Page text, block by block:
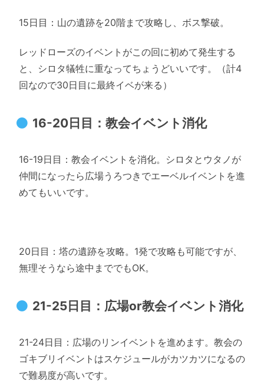
15日目：山の遺跡を20階まで攻略し、ボス撃破。
レッドローズのイベントがこの回に初めて発生する
と、シロタ犠牲に重なってちょうどいいです。（計4
回なので30日目に最終イベが来る）
16-20日目：教会イベント消化
16-19日目：教会イベントを消化。シロタとウタノが
仲間になったら広場うろつきでエーベルイベントを進
めてもいいです。
20日目：塔の遺跡を攻略。1発で攻略も可能ですが、
無理そうなら途中まででもOK。
21-25日目：広場or教会イベント消化
21-24日目：広場のリンイベントを進めます。教会の
ゴキブリイベントはスケジュールがカツカツになるの
で難易度が高いです。